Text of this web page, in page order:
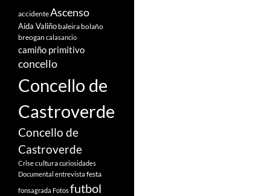
accidenteAscenso
Aída Valiñobaleirabolaño
breogan calasancio
camiño primitivo
concello
Concello de
Castroverde
Concello de
Castroverde
Criseculturacuriosidades
Documental entrevista festa
fonsagrada Fotosfutbol